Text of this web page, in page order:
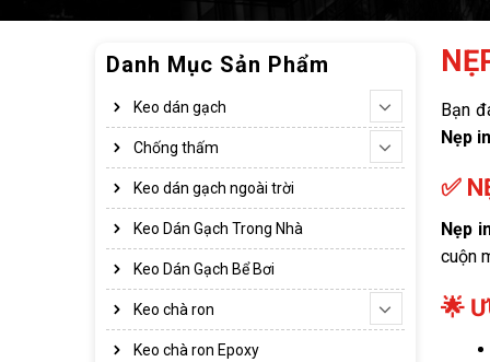
Danh Mục Sản Phẩm
Keo dán gạch
Chống thấm
Keo dán gạch ngoài trời
Keo Dán Gạch Trong Nhà
Keo Dán Gạch Bể Bơi
Keo chà ron
Keo chà ron Epoxy
Bạn
Nẹp
✅
Nẹp
cuộn
🌟